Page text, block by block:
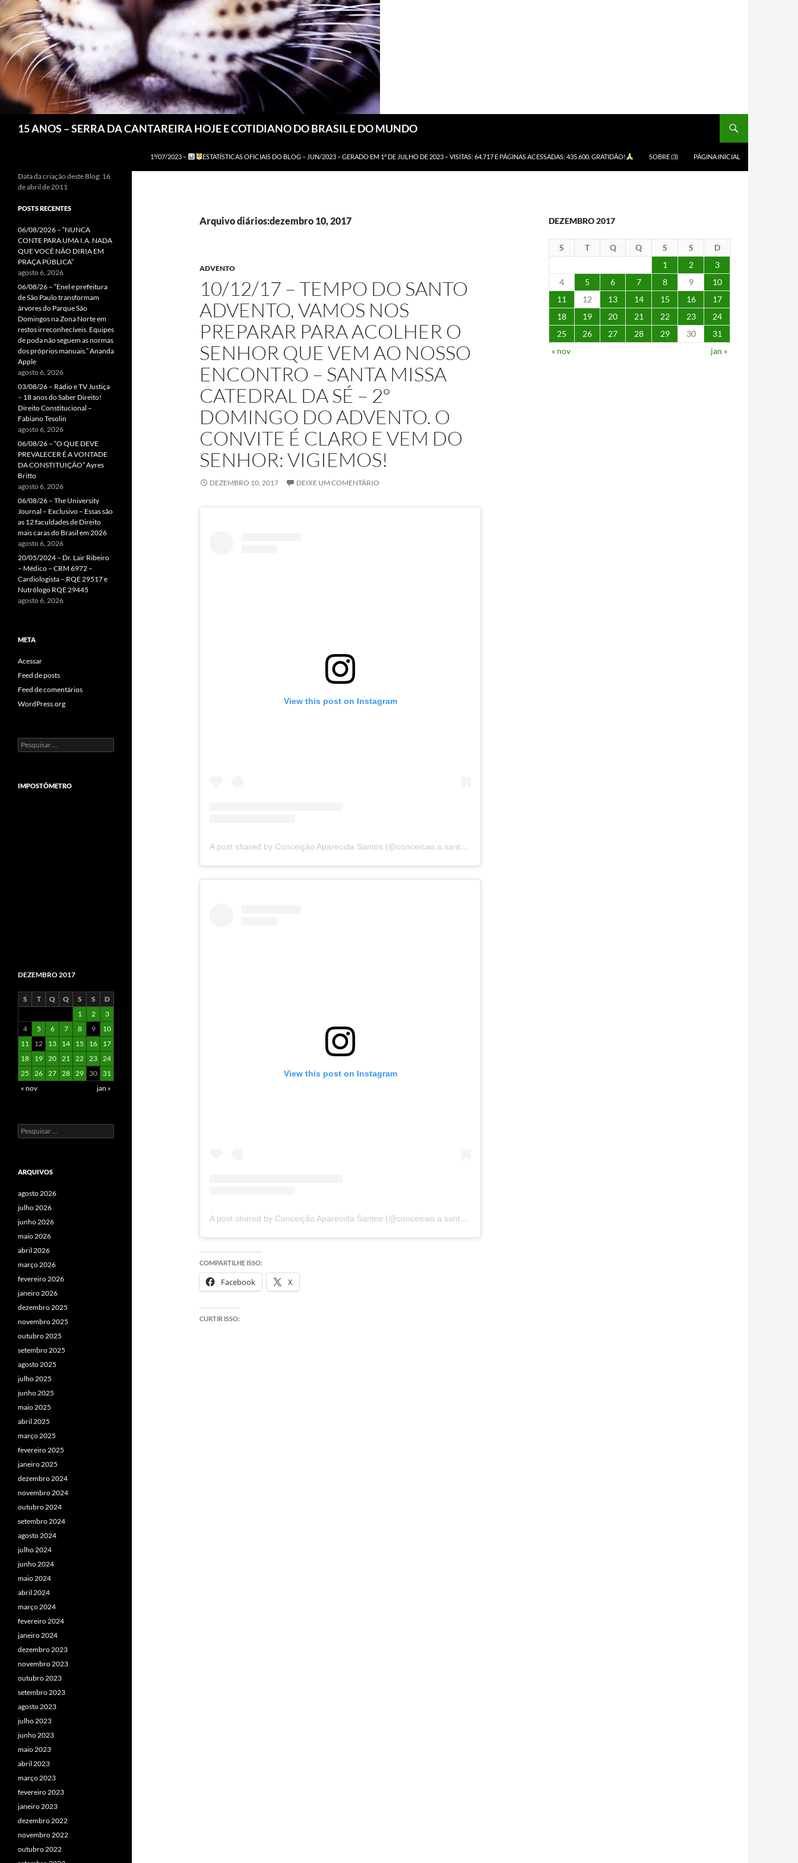
15 ANOS – SERRA DA CANTAREIRA HOJE E COTIDIANO DO BRASIL E DO MUNDO
1º/07/2023 – ESTATÍSTICAS OFICIAIS DO BLOG – JUN/2023 – GERADO EM 1º DE JULHO DE 2023 – VISITAS: 64.717 E PÁGINAS ACESSADAS: 435.600. GRATIDÃO! SOBRE (3) PÁGINA INICIAL
Arquivo diários:dezembro 10, 2017
ADVENTO
10/12/17 – TEMPO DO SANTO
ADVENTO, VAMOS NOS
PREPARAR PARA ACOLHER O
SENHOR QUE VEM AO NOSSO
ENCONTRO – SANTA MISSA
CATEDRAL DA SÉ – 2º
DOMINGO DO ADVENTO. O
CONVITE É CLARO E VEM DO
SENHOR: VIGIEMOS!
DEZEMBRO 10, 2017 DEIXE UM COMENTÁRIO
View this post on Instagram
A post shared by Conceição Aparecida Santos (@conceicao.a.santos)
View this post on Instagram
A post shared by Conceição Aparecida Santos (@conceicao.a.santos)
COMPARTILHE ISSO:
Facebook X
CURTIR ISSO:
DEZEMBRO 2017
S T Q Q S S
D
1
2
3
4
5 6 7 8 9
10
11
12 13 14 15 16
17
18
19 20 21 22 23
24
25
26 27 28 29 30
31
« nov
jan »
Data da criação deste Blog: 16
de abril de 2011
POSTS RECENTES
06/08/2026 – “NUNCA
CONTE PARA UMA I.A. NADA
QUE VOCÊ NÃO DIRIA EM
PRAÇA PÚBLICA”
agosto 6, 2026
06/08/26 – “Enel e prefeitura
de São Paulo transformam
árvores do Parque São
Domingos na Zona Norte em
restos irreconhecíveis. Equipes
de poda não seguem as normas
dos próprios manuais.” Ananda
Apple
agosto 6, 2026
03/08/26 – Rádio e TV Justiça
– 18 anos do Saber Direito!
Direito Constitucional –
Fabiano Tesolin
agosto 6, 2026
06/08/26 – “O QUE DEVE
PREVALECER É A VONTADE
DA CONSTITUIÇÃO” Ayres
Britto
agosto 6, 2026
06/08/26 – The University
Journal – Exclusivo – Essas são
as 12 faculdades de Direito
mais caras do Brasil em 2026
agosto 6, 2026
20/05/2024 – Dr. Lair Ribeiro
– Médico – CRM 6972 –
Cardiologista – RQE 29517 e
Nutrólogo RQE 29445
agosto 6, 2026
META
Acessar
Feed de posts
Feed de comentários
WordPress.org
Pesquisar
por:
IMPOSTÔMETRO
DEZEMBRO 2017
S T Q Q S S
D
1
2
3
4
5 6 7 8 9
10
11
12 13 14 15 16
17
18
19 20 21 22 23 24
25
26 27 28 29 30
31
« nov
jan »
Pesquisar
por:
ARQUIVOS
agosto 2026
julho 2026
junho 2026
maio 2026
abril 2026
março 2026
fevereiro 2026
janeiro 2026
dezembro 2025
novembro 2025
outubro 2025
setembro 2025
agosto 2025
julho 2025
junho 2025
maio 2025
abril 2025
março 2025
fevereiro 2025
janeiro 2025
dezembro 2024
novembro 2024
outubro 2024
setembro 2024
agosto 2024
julho 2024
junho 2024
maio 2024
abril 2024
março 2024
fevereiro 2024
janeiro 2024
dezembro 2023
novembro 2023
outubro 2023
setembro 2023
agosto 2023
julho 2023
junho 2023
maio 2023
abril 2023
março 2023
fevereiro 2023
janeiro 2023
dezembro 2022
novembro 2022
outubro 2022